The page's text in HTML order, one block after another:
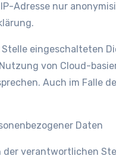
Adresse nur
eingeschalteten
von Cloud-
Auch im
Daten
der verantwortlichen